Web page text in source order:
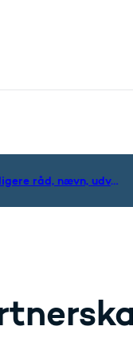
links- Flere links
Tidligere råd, nævn, udvalg og fonde